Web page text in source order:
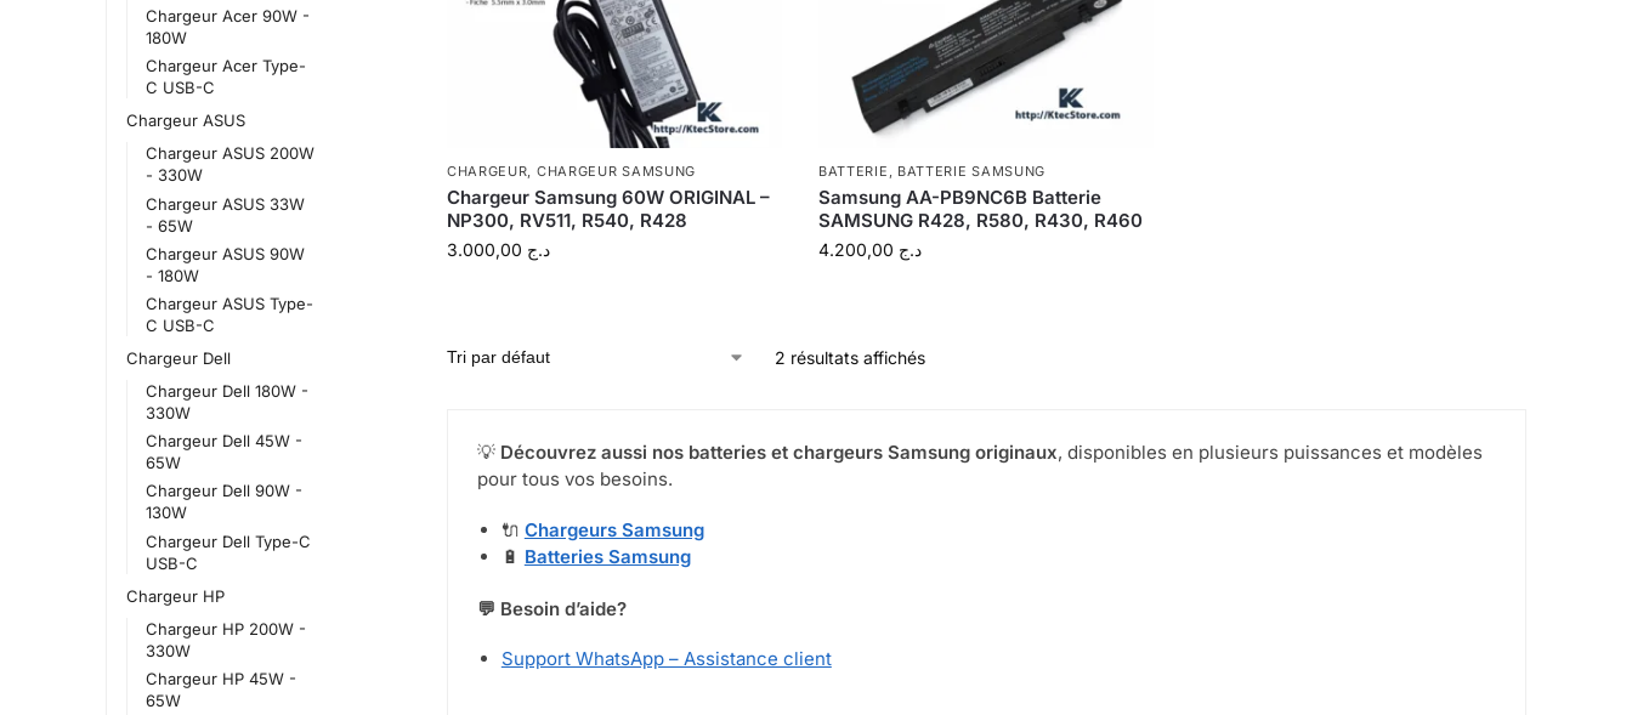
CHARGEUR, CHARGEUR SAMSUNG
Chargeur Samsung 60W ORIGINAL –
NP300, RV511, R540, R428
د.ج
BATTERIE , BATTERIE SAMSUNG
Samsung AA-PB9NC6B Batterie
SAMSUNG R428, R580, R430, R460
د.ج
2 résultats affichés
💡 Découvrez aussi nos batteries et chargeurs Samsung originaux, disponibles en plusieurs puissances et modèles
pour tous vos besoins.
🔌 Chargeurs Samsung
🔋 Batteries Samsung
💬 Besoin d’aide?
Support WhatsApp – Assistance client
Chargeur Acer 90W -
180W
Chargeur Acer Type-
C USB-C
Chargeur ASUS
Chargeur ASUS 200W
- 330W
Chargeur ASUS 33W
- 65W
Chargeur ASUS 90W
- 180W
Chargeur ASUS Type-
C USB-C
Chargeur Dell
Chargeur Dell 180W -
330W
Chargeur Dell 45W -
65W
Chargeur Dell 90W -
130W
Chargeur Dell Type-C
USB-C
Chargeur HP
Chargeur HP 200W -
330W
Chargeur HP 45W -
65W